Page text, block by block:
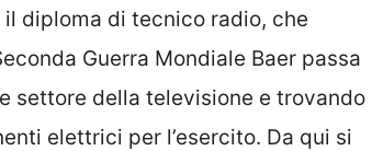
diploma di tecnico radio, che
Guerra Mondiale Baer passa
settore della televisione e trovando
elettrici per l’esercito. Da qui si